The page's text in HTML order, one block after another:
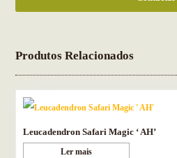
Produtos Relacionados
Leucadendron Safari Magic ‘ AH’
Ler mais